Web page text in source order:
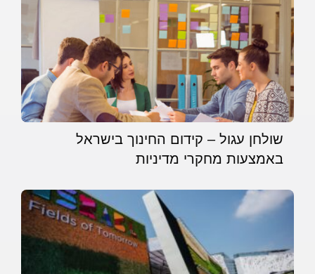
שולחן עגול – קידום החינוך בישראל
באמצעות מחקרי מדיניות